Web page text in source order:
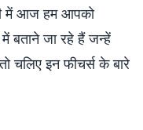
में आज हम आपको
बताने जा रहे हैं जन्हें
चलिए इन फीचर्स के बारे